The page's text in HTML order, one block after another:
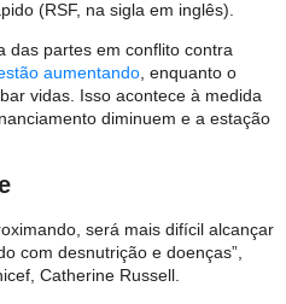
(RSF, na sigla em inglês).
das partes em conflito contra
aumentando , enquanto o
vidas. Isso acontece à medida
diminuem e a estação
será mais difícil alcançar
com desnutrição e doenças”,
Catherine Russell.